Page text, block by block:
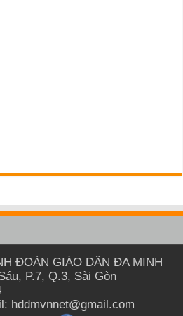
ĐOÀN GIÁO DÂN ĐA MINH
P.7, Q.3, Sài Gòn
hddmvnnet@gmail.com